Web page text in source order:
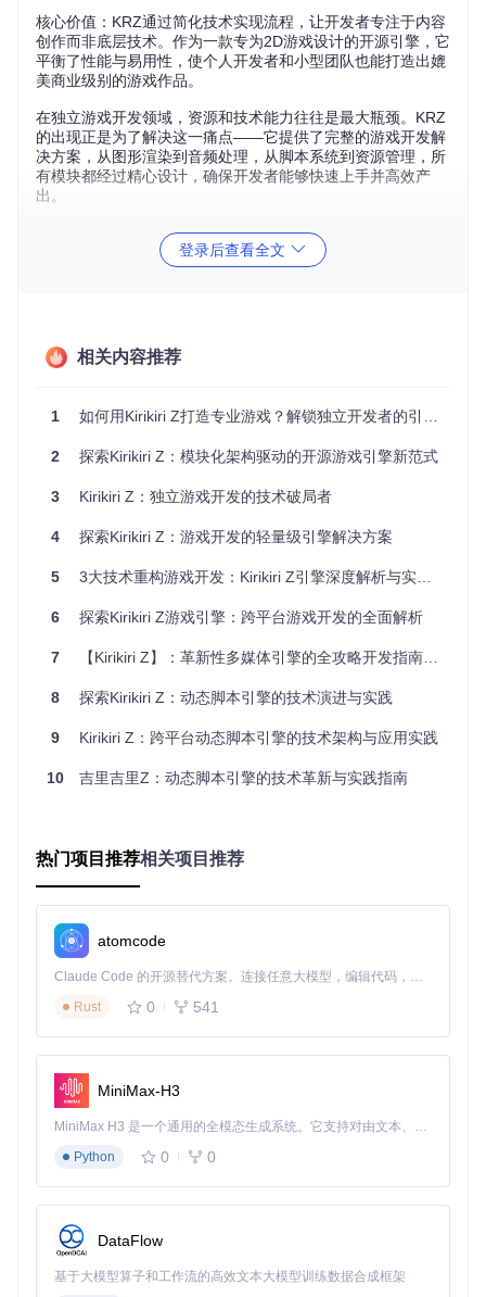
核心价值：KRZ通过简化技术实现流程，让开发者专注于内容
创作而非底层技术。作为一款专为2D游戏设计的开源引擎，它
平衡了性能与易用性，使个人开发者和小型团队也能打造出媲
美商业级别的游戏作品。
在独立游戏开发领域，资源和技术能力往往是最大瓶颈。KRZ
的出现正是为了解决这一痛点——它提供了完整的游戏开发解
决方案，从图形渲染到音频处理，从脚本系统到资源管理，所
有模块都经过精心设计，确保开发者能够快速上手并高效产
出。
Kirikiri Z引擎的核心架构象征，代表其模块化设计理念
作自由度，从根本上改变游戏开发的工作方式。
运行效率。这种设计允许你仅集成项目所需的组件，避免了传
视频播放模块以减小最终程序体积。
2. 高性能2D渲染流水线
的渲染系统针对2D图形进行了深度优化，支持多层视差滚动、
alpha混合和实时特效，让2D画面呈现出丰富的层次感和动态
效果。
3. 强大的脚本系统与扩展性
💡创新角度：通过内置的TJS2脚本语言，开发者可以轻松实
开发门槛，同时支持自定义插件扩展，满足特殊功能需求。
4. 全面的多媒体支持能力
都能通过简洁的API实现专业级效果。
核心价值：KRZ针对不同游戏类型提供了针对性的解决方案，
让创意构想快速转化为可执行的游戏作品。
项目初始化：创建基本项目结构，配置游戏窗口和资源路
径
剧情脚本编写 ：使用TJS2脚本定义角色对话和剧情分支
视觉资源整合：导入背景图片、角色立绘并设置显示逻辑
想要制作一款类似《星露谷物语》的2D冒险游戏？KRZ的图层
管理和碰撞检测系统让这一过程变得简单：
登录后查看全文
相关内容推荐
1 如何用Kirikiri Z打造专业游戏？解锁独立开发者的引擎选择难题
2 探索Kirikiri Z：模块化架构驱动的开源游戏引擎新范式
3 Kirikiri Z：独立游戏开发的技术破局者
4 探索Kirikiri Z：游戏开发的轻量级引擎解决方案
5 3大技术重构游戏开发：Kirikiri Z引擎深度解析与实战指南
6 探索Kirikiri Z游戏引擎：跨平台游戏开发的全面解析
7 【Kirikiri Z】：革新性多媒体引擎的全攻略开发指南——面向技术开发者的高性能游戏创作指南
8 探索Kirikiri Z：动态脚本引擎的技术演进与实践
9 Kirikiri Z：跨平台动态脚本引擎的技术架构与应用实践
10 吉里吉里Z：动态脚本引擎的技术革新与实践指南
热门项目推荐相关项目推荐
atomcode
Claude Code 的开源替代方案。连接任意大模型，编辑代码，运行命令，自动验证 — 全自动执行。用 Rust 构建，极致性能。 ｜ An open-source alternative to Claude Code. Connect any LLM, edit code, run commands, and verify changes — autonomously. Built in Rust for speed. Get Started
Rust
0 541
MiniMax-H3
MiniMax H3 是一个通用的全模态生成系统。它支持对由文本、图像、视频和音频组成的多模态上下文进行统一理解，并能生成分辨率高达 2K、时长可达 15 秒的带原生立体声音频的视频。得益于面向任务泛化的系统设计，H3 在预训练阶段就已具备广泛的多模态上下文理解与生成能力，能够出色地执行复杂的多模态指令。
Python
0 0
DataFlow
基于大模型算子和工作流的高效文本大模型训练数据合成框架